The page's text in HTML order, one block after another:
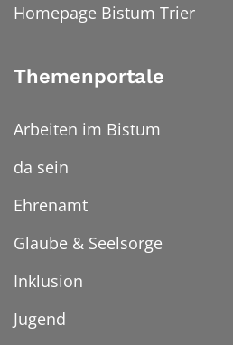
Homepage Bistum Trier
Themenportale
Arbeiten im Bistum
da sein
Ehrenamt
Glaube & Seelsorge
Inklusion
Jugend